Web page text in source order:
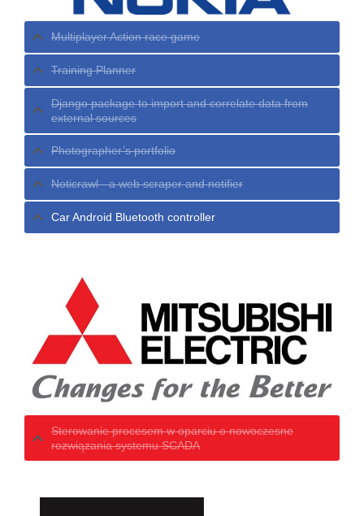
Multiplayer Action race game
Training Planner
Django package to import and correlate data from
external sources
Photographer’s portfolio
Noticrawl - a web scraper and notifier
Car Android Bluetooth controller
Sterowanie procesem w oparciu o nowoczesne
rozwiązania systemu SCADA